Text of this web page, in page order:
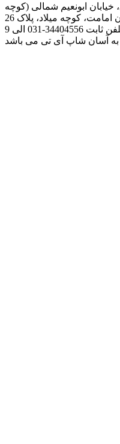
خیابان ابونعیم شمالی (کوچه
ثابت 031-34404556 الی 9